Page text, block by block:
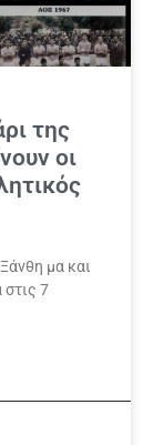
της
οι
μα και
7